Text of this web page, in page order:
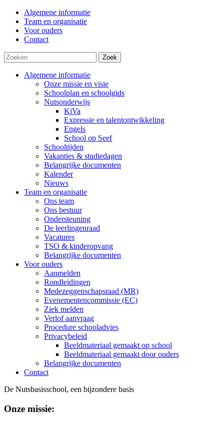
Algemene informatie
Team en organisatie
Voor ouders
Contact
Zoek
Algemene informatie
Onze missie en visie
Schoolplan en schoolgids
Nutsonderwijs
KiVa
Expressie en talentontwikkeling
Engels
School op Seef
Schooltijden
Vakanties & studiedagen
Belangrijke documenten
Kalender
Nieuws
Team en organisatie
Ons team
Ons bestuur
Ondersteuning
De leerlingenraad
Vacatures
TSO & kinderopvang
Belangrijke documenten
Voor ouders
Aanmelden
Rondleidingen
Medezeggenschapsraad (MR)
Evenementencommissie (EC)
Ziek melden
Verlof aanvraag
Procedure schooladvies
Privacybeleid
Beeldmateriaal gemaakt op school
Beeldmateriaal gemaakt door ouders
Belangrijke documenten
Contact
De Nutsbasisschool, een bijzondere basis
Onze missie: